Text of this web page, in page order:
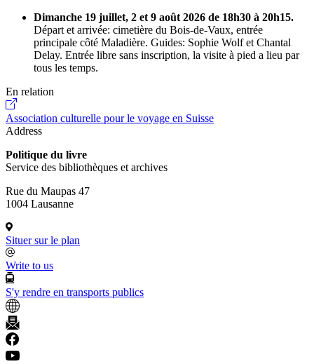
Dimanche 19 juillet, 2 et 9 août 2026 de 18h30 à 20h15.
Départ et arrivée: cimetière du Bois-de-Vaux, entrée
principale côté Maladière. Guides: Sophie Wolf et Chantal
Delay. Entrée libre sans inscription, la visite à pied a lieu par
tous les temps.
En relation
Association culturelle pour le voyage en Suisse
Address
Politique du livre
Service des bibliothèques et archives
Rue du Maupas 47
1004 Lausanne
Situer sur le plan
Write to us
S'y rendre en transports publics